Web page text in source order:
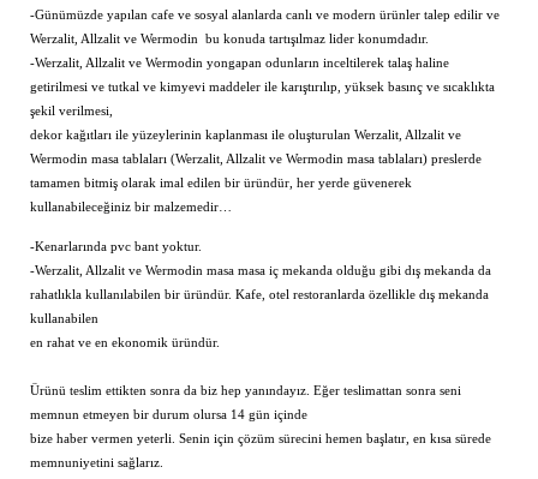
-Günümüzde yapılan cafe ve sosyal alanlarda canlı ve modern ürünler talep edilir ve
Werzalit, Allzalit ve Wermodin bu konuda tartışılmaz lider konumdadır.
-Werzalit, Allzalit ve Wermodin yongapan odunların inceltilerek talaş haline
getirilmesi ve tutkal ve kimyevi maddeler ile karıştırılıp, yüksek basınç ve sıcaklıkta
şekil verilmesi,
dekor kağıtları ile yüzeylerinin kaplanması ile oluşturulan Werzalit, Allzalit ve
Wermodin masa tablaları (Werzalit, Allzalit ve Wermodin masa tablaları) preslerde
tamamen bitmiş olarak imal edilen bir üründür, her yerde güvenerek
kullanabileceğiniz bir malzemedir…
-Kenarlarında pvc bant yoktur.
-Werzalit, Allzalit ve Wermodin masa masa iç mekanda olduğu gibi dış mekanda da
rahatlıkla kullanılabilen bir üründür. Kafe, otel restoranlarda özellikle dış mekanda
kullanabilen
en rahat ve en ekonomik üründür.
Ürünü teslim ettikten sonra da biz hep yanındayız. Eğer teslimattan sonra seni
memnun etmeyen bir durum olursa 14 gün içinde
bize haber vermen yeterli. Senin için çözüm sürecini hemen başlatır, en kısa sürede
memnuniyetini sağlarız.